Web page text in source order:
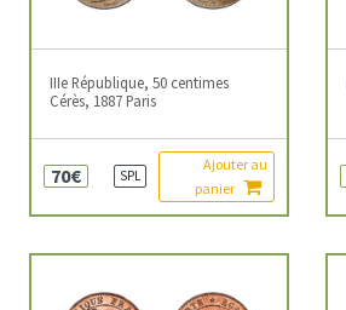
IIIe République, 50 centimes
Cérès, 1887 Paris
70€ SPL
Ajouter au
panier